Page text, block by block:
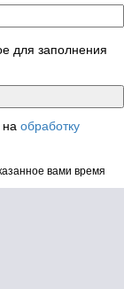
для заполнения
обработку
вами время